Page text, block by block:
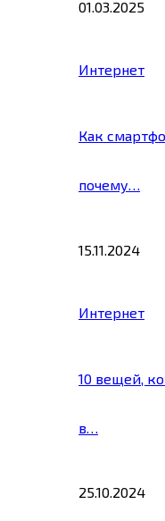
01.03.2025
Интернет
Как
почему…
15.11.2024
Интернет
10 вещей,
в…
25.10.2024